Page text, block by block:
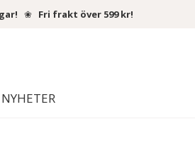
❀ Fri frakt över 599 kr!
NYHETER